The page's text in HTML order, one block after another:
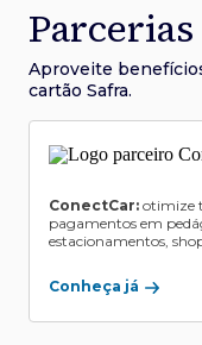
Aproveite
cartão Safra.
ConectCar: otimize
pagamentos em
estacionamentos,
Conheça já